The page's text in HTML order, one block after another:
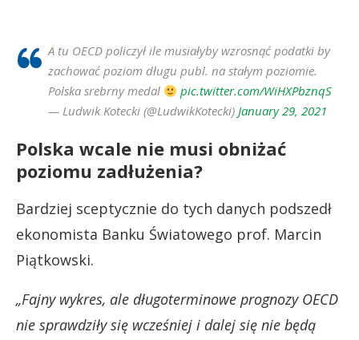
A tu OECD policzył ile musiałyby wzrosnąć podatki by
zachować poziom długu publ. na stałym poziomie.
Polska srebrny medal
pic.twitter.com/WiHXPbznqS
— Ludwik Kotecki (@LudwikKotecki) January 29, 2021
Polska wcale nie musi obniżać
poziomu zadłużenia?
Bardziej sceptycznie do tych danych podszedł
ekonomista Banku Światowego prof. Marcin
Piątkowski.
„Fajny wykres, ale długoterminowe prognozy OECD
nie sprawdziły się wcześniej i dalej się nie będą